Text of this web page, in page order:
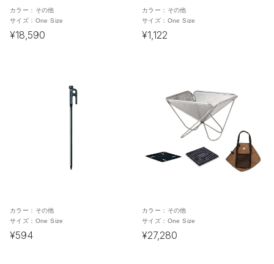
カラー： その他
サイズ： One Size
¥18,590
カラー： その他
サイズ： One Size
¥1,122
カラー： その他
サイズ： One Size
¥594
カラー： その他
サイズ： One Size
¥27,280